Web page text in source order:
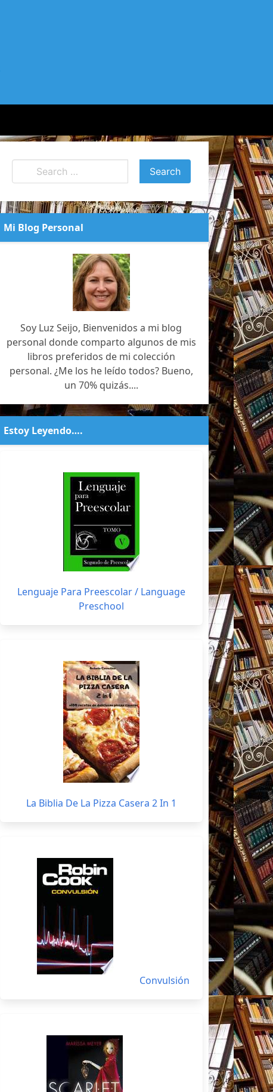
Mi Blog Personal
Soy Luz Seijo, Bienvenidos a mi blog
personal donde comparto algunos de mis
libros preferidos de mi colección
personal. ¿Me los he leído todos? Bueno,
un 70% quizás....
Estoy Leyendo….
Lenguaje Para Preescolar / Language
Preschool
La Biblia De La Pizza Casera 2 In 1
Convulsión